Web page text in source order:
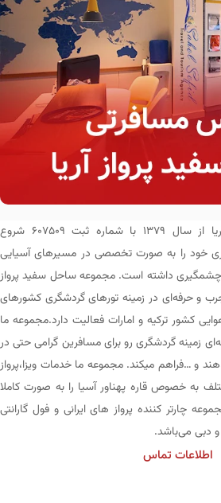
مجموعه ساحل سفید پرواز آریا از سال ۱۳۷۹ با شماره ثبت ۶۰۷۵۰۹ شروع
خود را به صورت تخصصی در مسیرهای آسیایی
چشمگیری داشته است. مجموعه ساحل سفید پرواز
نفر پرسنل مجرب و حرفه‌ای در زمینه تورهای گردشگری کشورهای
کشور ترکیه و امارات فعالیت دارد.مجموعه ما
زمینه گردشگری رو برای مسافرین گرامی حتی در
و …فراهم میکند. مجموعه ما خدمات ویزا،پرواز
به خصوص قاره پهناور آسیا را به صورت کاملا
چارتر کننده پرواز های ایرانی و فول گارانتی
اطلاعات تماس